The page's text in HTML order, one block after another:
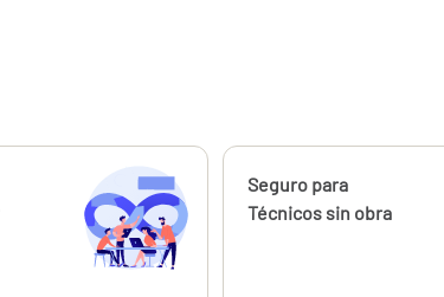
Calcúlalo ahora
Seguro para
Técnicos sin obra